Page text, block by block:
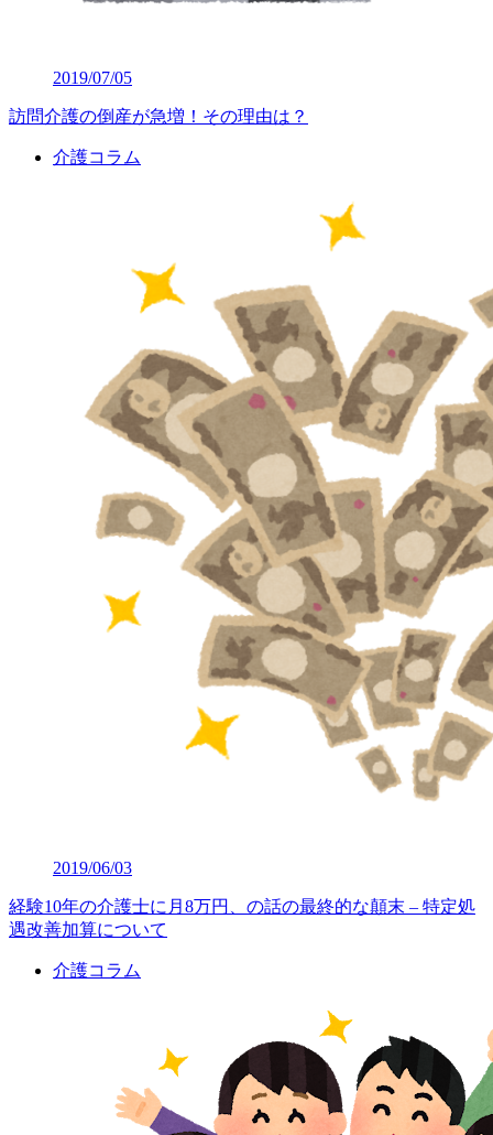
2019/07/05
訪問介護の倒産が急増！その理由は？
介護コラム
2019/06/03
経験10年の介護士に月8万円、の話の最終的な顛末 – 特定処
遇改善加算について
介護コラム